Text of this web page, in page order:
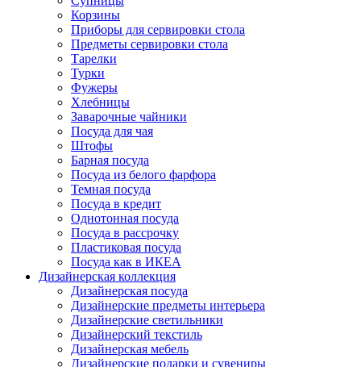
Корзины
Приборы для сервировки стола
Предметы сервировки стола
Тарелки
Турки
Фужеры
Хлебницы
Заварочные чайники
Посуда для чая
Штофы
Барная посуда
Посуда из белого фарфора
Темная посуда
Посуда в кредит
Однотонная посуда
Посуда в рассрочку
Пластиковая посуда
Посуда как в ИКЕА
Дизайнерская коллекция
Дизайнерская посуда
Дизайнерские предметы интерьера
Дизайнерские светильники
Дизайнерский текстиль
Дизайнерская мебель
Дизайнерские подарки и сувениры